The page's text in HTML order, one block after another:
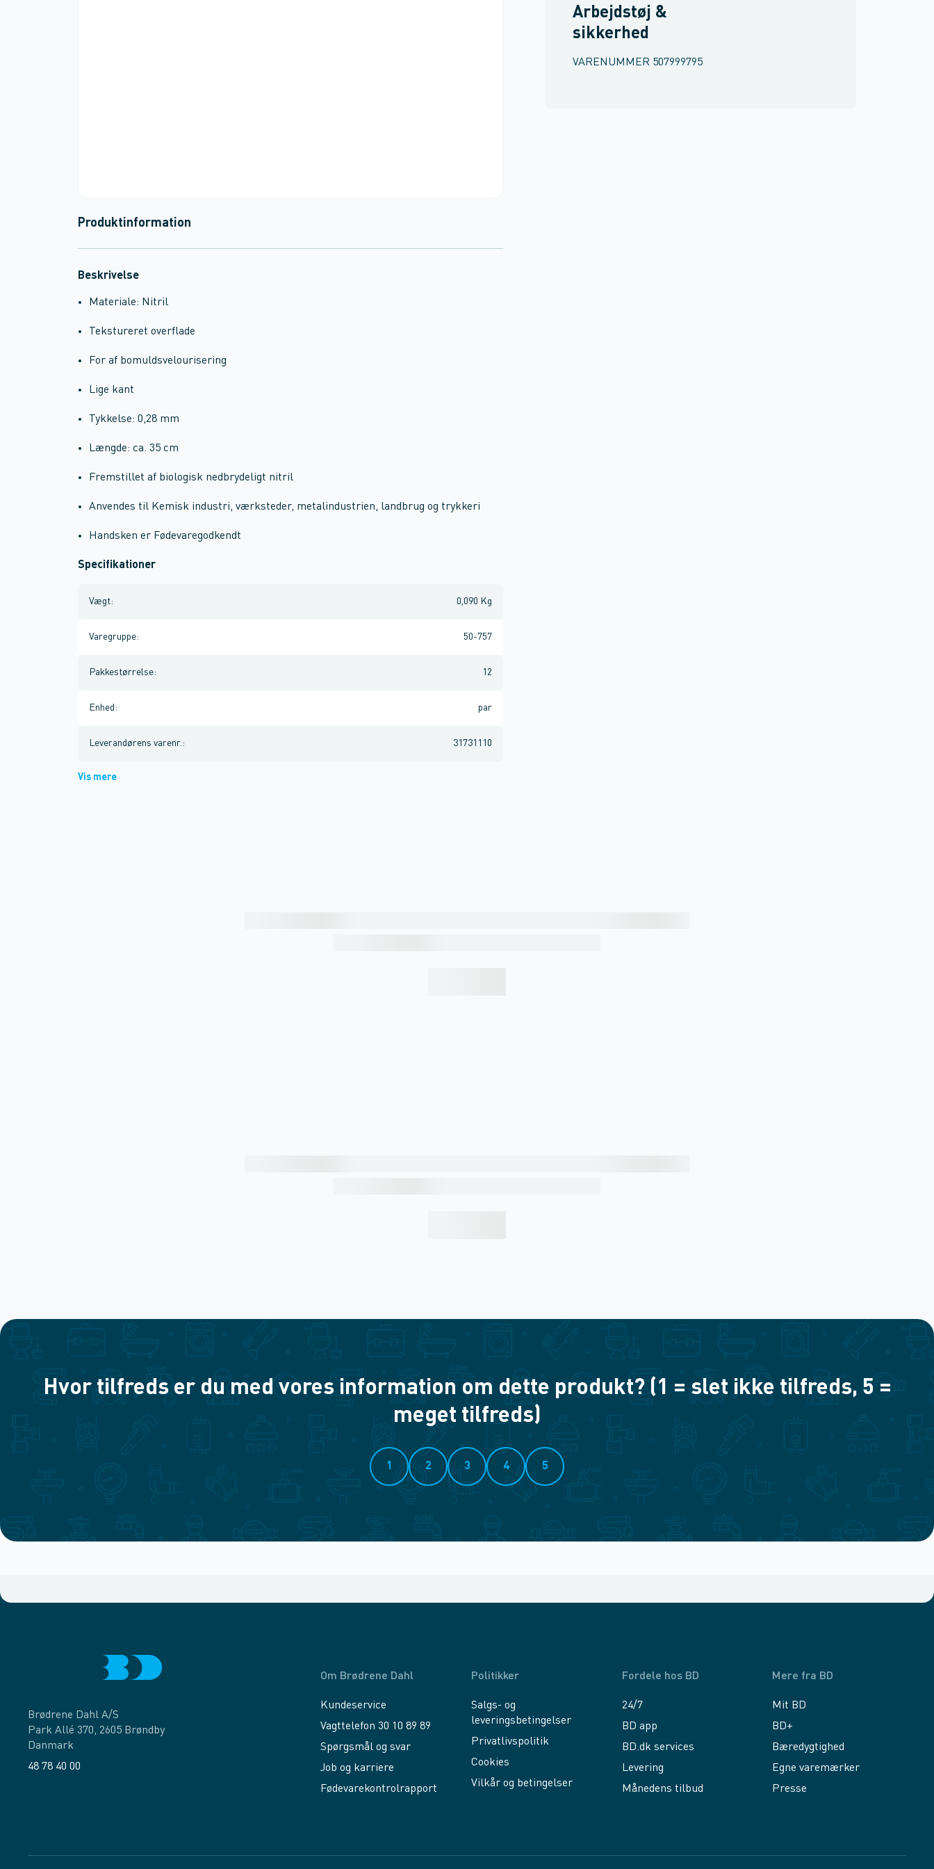
Arbejdstøj &
sikkerhed
VARENUMMER 507999795
Produktinformation
Beskrivelse
Materiale: Nitril
Tekstureret overflade
For af bomuldsvelourisering
Lige kant
Tykkelse: 0,28 mm
Længde: ca. 35 cm
Fremstillet af biologisk nedbrydeligt nitril
Anvendes til Kemisk industri, værksteder, metalindustrien, landbrug og trykkeri
Handsken er Fødevaregodkendt
Specifikationer
Vægt: 0,090 Kg
Varegruppe: 50-757
Pakkestørrelse: 12
Enhed : par
Leverandørens varenr. : 31731110
Vis mere
Hvor tilfreds er du med vores information om dette produkt? (1 = slet ikke tilfreds, 5 =
meget tilfreds)
1 2 3 4 5
Brødrene Dahl A/S
Park Allé 370, 2605 Brøndby
Danmark
48 78 40 00
Om Brødrene Dahl
Kundeservice
Vagttelefon 30 10 89 89
Spørgsmål og svar
Job og karriere
Fødevarekontrolrapport
Politikker
Salgs- og
leveringsbetingelser
Privatlivspolitik
Cookies
Vilkår og betingelser
Fordele hos BD
24/7
BD app
BD.dk services
Levering
Månedens tilbud
Mere fra BD
Mit BD
BD+
Bæredygtighed
Egne varemærker
Presse